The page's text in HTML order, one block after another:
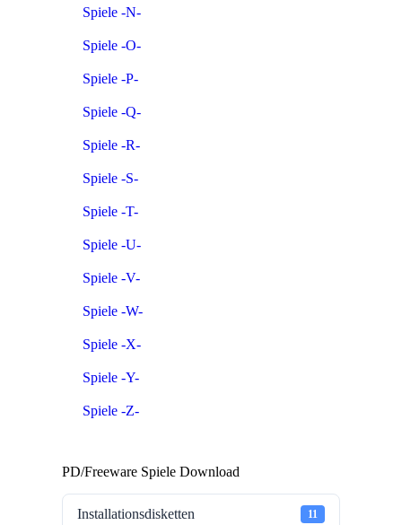
Spiele -N-
Spiele -O-
Spiele -P-
Spiele -Q-
Spiele -R-
Spiele -S-
Spiele -T-
Spiele -U-
Spiele -V-
Spiele -W-
Spiele -X-
Spiele -Y-
Spiele -Z-
PD/Freeware Spiele Download
Installationsdisketten 11